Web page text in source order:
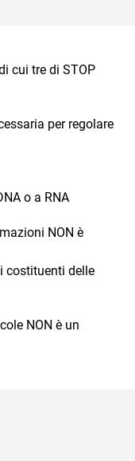
cui tre di STOP
per regolare
o a RNA
NON è
costituenti delle
NON è un